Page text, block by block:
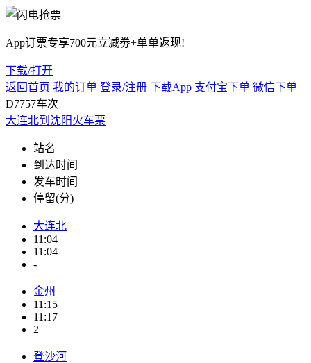
App订票专享700元立减劵+单单返现!
下载/打开
返回首页 我的订单 登录/注册 下载App 支付宝下单 微信下单
D7757车次
大连北到沈阳火车票
站名
到达时间
发车时间
停留(分)
大连北
11:04
11:04
-
金州
11:15
11:17
2
登沙河